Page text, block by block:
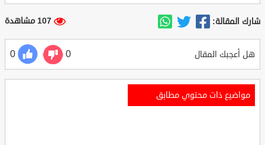
شارك المقالة: 107 مشاهدة
هل أعجبك المقال 0
0
مواضيع ذات محتوي مطابق